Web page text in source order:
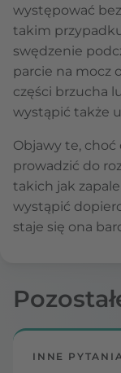
występować
takim
swędzenie
parcie na mocz
części brzucha
wystąpić także
Objawy te, choć
prowadzić do
takich jak
wystąpić
staje się ona
INNE